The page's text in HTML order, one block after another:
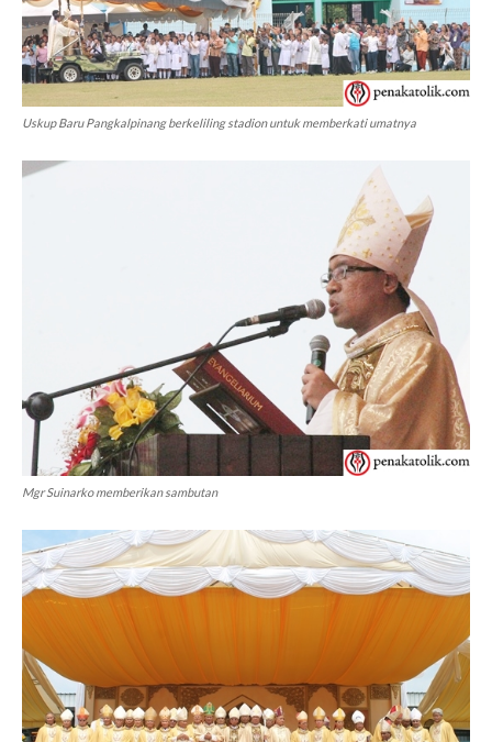
Uskup Baru Pangkalpinang berkeliling stadion untuk memberkati umatnya
Mgr Suinarko memberikan sambutan